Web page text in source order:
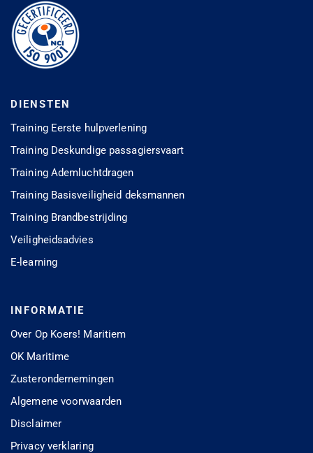
DIENSTEN
Training Eerste hulpverlening
Training Deskundige passagiersvaart
Training Ademluchtdragen
Training Basisveiligheid deksmannen
Training Brandbestrijding
Veiligheidsadvies
E-learning
INFORMATIE
Over Op Koers! Maritiem
OK Maritime
Zusterondernemingen
Algemene voorwaarden
Disclaimer
Privacy verklaring